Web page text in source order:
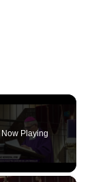
Now Playing